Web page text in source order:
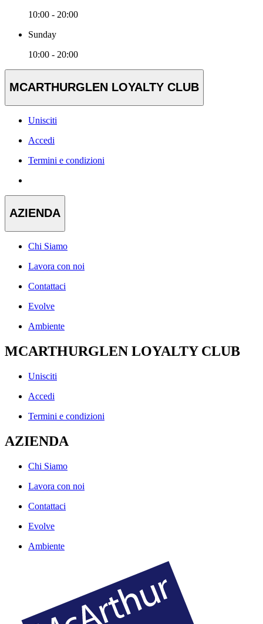
10:00 - 20:00
Sunday
10:00 - 20:00
MCARTHURGLEN LOYALTY CLUB
Unisciti
Accedi
Termini e condizioni
AZIENDA
Chi Siamo
Lavora con noi
Contattaci
Evolve
Ambiente
MCARTHURGLEN LOYALTY CLUB
Unisciti
Accedi
Termini e condizioni
AZIENDA
Chi Siamo
Lavora con noi
Contattaci
Evolve
Ambiente